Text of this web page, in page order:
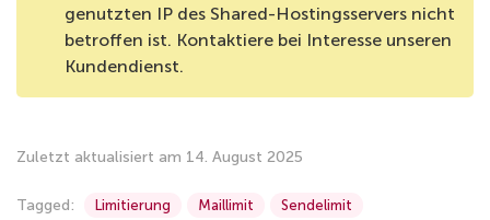
genutzten IP des Shared-Hostingsservers nicht
betroffen ist. Kontaktiere bei Interesse unseren
Kundendienst.
Zuletzt aktualisiert am 14. August 2025
Tagged: Limitierung Maillimit Sendelimit